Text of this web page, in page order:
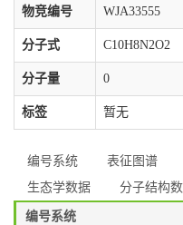
物竞编号 WJA33555
分子式 C10H8N2O2
分子量 0
标签 暂无
编号系统 表征图谱
生态学数据
分子结构
编号系统